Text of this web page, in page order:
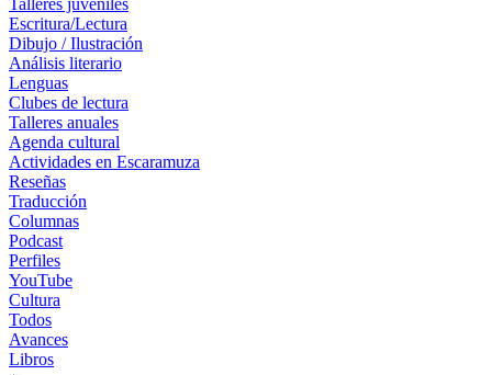
Talleres juveniles
Escritura/Lectura
Dibujo / Ilustración
Análisis literario
Lenguas
Clubes de lectura
Talleres anuales
Agenda cultural
Actividades en Escaramuza
Reseñas
Traducción
Columnas
Podcast
Perfiles
YouTube
Cultura
Todos
Avances
Libros